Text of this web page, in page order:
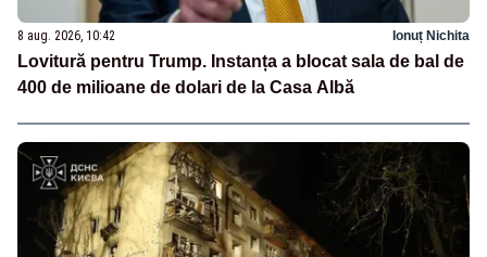
8 aug. 2026, 10:42 Ionuț Nichita
Lovitură pentru Trump. Instanța a blocat sala de bal de
400 de milioane de dolari de la Casa Albă